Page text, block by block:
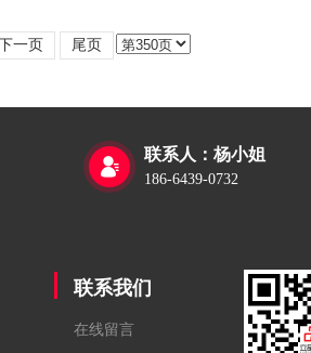
一页 尾页

联系人：杨小姐
186-6439-0732
联系我们
在线留言